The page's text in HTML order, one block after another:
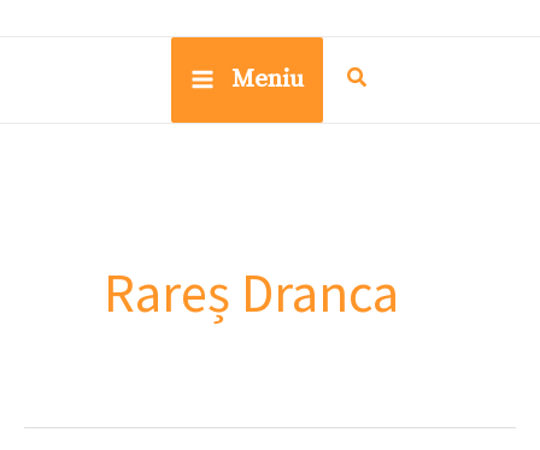
Meniu
Rareș Dranca